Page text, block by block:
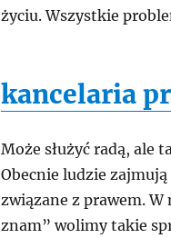
życiu. Wszystkie
kancelaria
Może służyć radą, ale
Obecnie ludzie
związane z prawem.
znam” wolimy takie